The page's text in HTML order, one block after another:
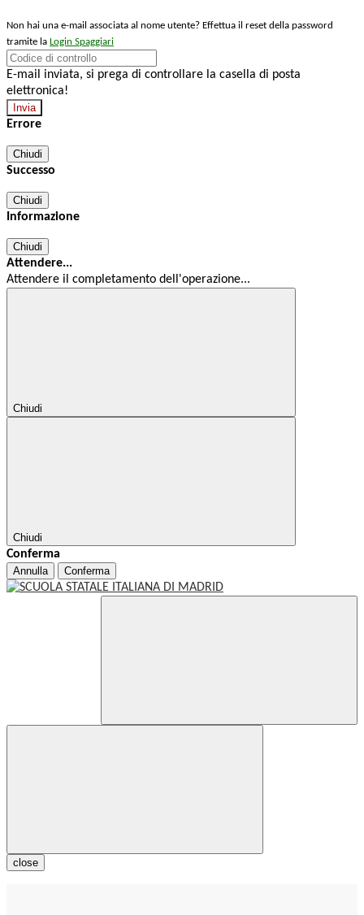
Non hai una e-mail associata al nome utente? Effettua il reset della password
tramite la Login Spaggiari
E-mail inviata, si prega di controllare la casella di posta
elettronica!
Errore
Chiudi
Successo
Chiudi
Informazione
Chiudi
Attendere...
Attendere il completamento dell'operazione...
Chiudi
Chiudi
Conferma
Annulla Conferma
close